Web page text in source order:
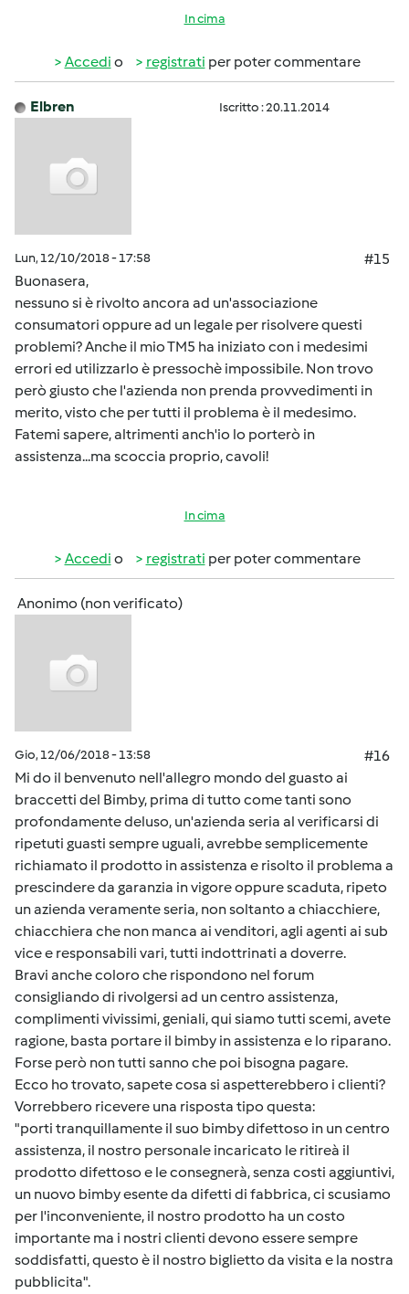
In cima
Accedi o registrati per poter commentare
Elbren Iscritto : 20.11.2014
Lun, 12/10/2018 - 17:58
#15
Buonasera,
nessuno si è rivolto ancora ad un'associazione
consumatori oppure ad un legale per risolvere questi
problemi? Anche il mio TM5 ha iniziato con i medesimi
errori ed utilizzarlo è pressochè impossibile. Non trovo
però giusto che l'azienda non prenda provvedimenti in
merito, visto che per tutti il problema è il medesimo.
Fatemi sapere, altrimenti anch'io lo porterò in
assistenza...ma scoccia proprio, cavoli!
In cima
Accedi o registrati per poter commentare
Anonimo (non verificato)
Gio, 12/06/2018 - 13:58
#16
Mi do il benvenuto nell'allegro mondo del guasto ai
braccetti del Bimby, prima di tutto come tanti sono
profondamente deluso, un'azienda seria al verificarsi di
ripetuti guasti sempre uguali, avrebbe semplicemente
richiamato il prodotto in assistenza e risolto il problema a
prescindere da garanzia in vigore oppure scaduta, ripeto
un azienda veramente seria, non soltanto a chiacchiere,
chiacchiera che non manca ai venditori, agli agenti ai sub
vice e responsabili vari, tutti indottrinati a doverre.
Bravi anche coloro che rispondono nel forum
consigliando di rivolgersi ad un centro assistenza,
complimenti vivissimi, geniali, qui siamo tutti scemi, avete
ragione, basta portare il bimby in assistenza e lo riparano.
Forse però non tutti sanno che poi bisogna pagare.
Ecco ho trovato, sapete cosa si aspetterebbero i clienti?
Vorrebbero ricevere una risposta tipo questa:
"porti tranquillamente il suo bimby difettoso in un centro
assistenza, il nostro personale incaricato le ritireà il
prodotto difettoso e le consegnerà, senza costi aggiuntivi,
un nuovo bimby esente da difetti di fabbrica, ci scusiamo
per l'inconveniente, il nostro prodotto ha un costo
importante ma i nostri clienti devono essere sempre
soddisfatti, questo è il nostro biglietto da visita e la nostra
pubblicita".